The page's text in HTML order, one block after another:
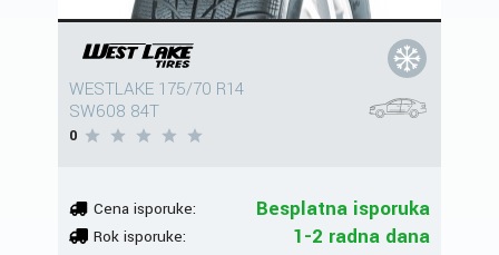
WESTLAKE 175/70 R14
SW608 84T
0
Cena isporuke: Besplatna isporuka
Rok isporuke: 1-2 radna dana